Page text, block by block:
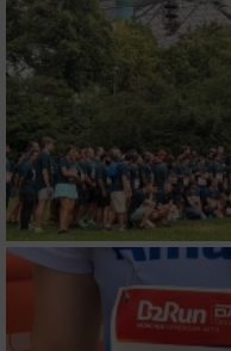
Verwendung von
personalisierter Werbung
Erstellung von Profilen
von Inhalten
Verwendung von
personalisierter Inhalte
Messung der
Messung der